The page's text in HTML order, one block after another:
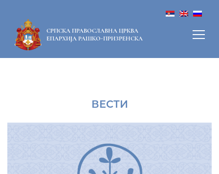
СРПСКА ПРАВОСЛАВНА ЦРКВА
ЕПАРХИЈА РАШКО-ПРИЗРЕНСКА
ВЕСТИ